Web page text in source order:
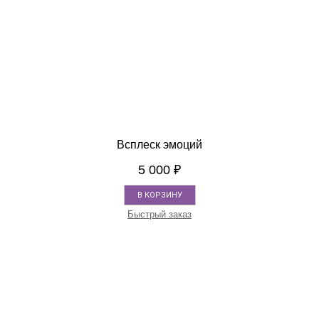
Всплеск эмоций
5 000 ₽
В КОРЗИНУ
Быстрый заказ